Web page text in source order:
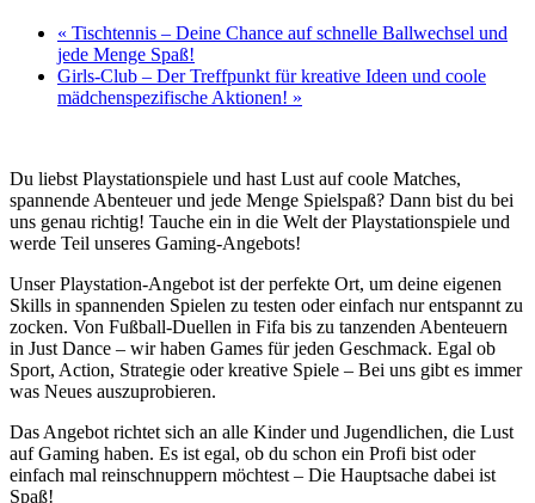
« Tischtennis – Deine Chance auf schnelle Ballwechsel und
jede Menge Spaß!
Girls-Club – Der Treffpunkt für kreative Ideen und coole
mädchenspezifische Aktionen! »
Du liebst Playstationspiele und hast Lust auf coole Matches,
spannende Abenteuer und jede Menge Spielspaß? Dann bist du bei
uns genau richtig! Tauche ein in die Welt der Playstationspiele und
werde Teil unseres Gaming-Angebots!
Unser Playstation-Angebot ist der perfekte Ort, um deine eigenen
Skills in spannenden Spielen zu testen oder einfach nur entspannt zu
zocken. Von Fußball-Duellen in Fifa bis zu tanzenden Abenteuern
in Just Dance – wir haben Games für jeden Geschmack. Egal ob
Sport, Action, Strategie oder kreative Spiele – Bei uns gibt es immer
was Neues auszuprobieren.
Das Angebot richtet sich an alle Kinder und Jugendlichen, die Lust
auf Gaming haben. Es ist egal, ob du schon ein Profi bist oder
einfach mal reinschnuppern möchtest – Die Hauptsache dabei ist
Spaß!